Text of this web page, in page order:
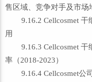
售区域、竞争对手及市场
9.16.2 Cellcosmet 干
用
9.16.3 Cellcosmet 干
率（2018-2023）
9.16.4 Cellcosmet公